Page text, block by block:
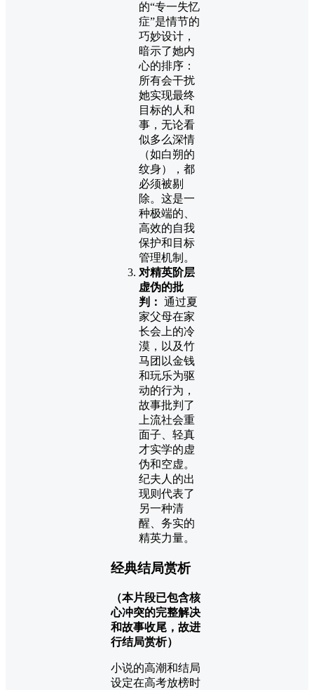
的“专一失忆
症”是情节的
巧妙设计，
暗示了她内
心的排序：
所有会干扰
她实现最终
目标的人和
事，无论看
似多么深情
（如白朔的
纹身），都
必须被剔
除。这是一
种极端的、
高效的自我
保护和目标
管理机制。
对精英阶层
虚伪的批
判： 通过夏
家父母在家
长会上的冷
漠，以及竹
马团以金钱
和玩乐为驱
动的行为，
故事批判了
上流社会重
面子、轻真
才实学的虚
伪和空虚。
纪夫人的出
现则代表了
另一种清
醒、务实的
精英力量。
经典结局赏析
（本片段已包含核
心冲突的完整解决
和故事收尾，故进
行结局赏析）
小说的高潮和结局
设定在高考放榜时